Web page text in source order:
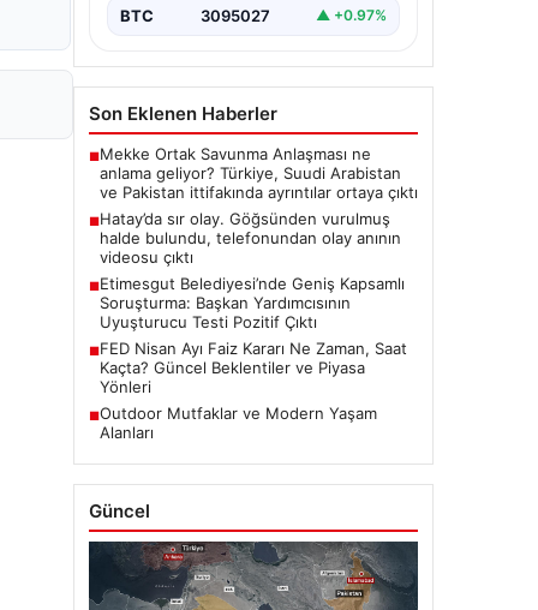
BTC 3095027 ▲ +0.97%
Son Eklenen Haberler
■Mekke Ortak Savunma Anlaşması ne
anlama geliyor? Türkiye, Suudi Arabistan
ve Pakistan ittifakında ayrıntılar ortaya çıktı
■Hatay’da sır olay. Göğsünden vurulmuş
halde bulundu, telefonundan olay anının
videosu çıktı
■Etimesgut Belediyesi’nde Geniş Kapsamlı
Soruşturma: Başkan Yardımcısının
Uyuşturucu Testi Pozitif Çıktı
■FED Nisan Ayı Faiz Kararı Ne Zaman, Saat
Kaçta? Güncel Beklentiler ve Piyasa
Yönleri
■Outdoor Mutfaklar ve Modern Yaşam
Alanları
Güncel